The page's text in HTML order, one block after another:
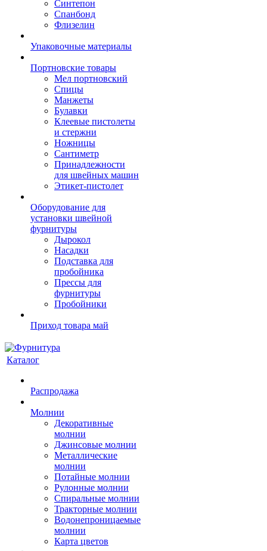
Синтепон
Спанбонд
Флизелин
Упаковочные материалы
Портновские товары
Мел портновский
Спицы
Манжеты
Булавки
Клеевые пистолеты
и стержни
Ножницы
Сантиметр
Принадлежности
для швейных машин
Этикет-пистолет
Оборудование для
установки швейной
фурнитуры
Дырокол
Насадки
Подставка для
пробойника
Прессы для
фурнитуры
Пробойники
Приход товара май
Каталог
Распродажа
Молнии
Декоративные
молнии
Джинсовые молнии
Металлические
молнии
Потайные молнии
Рулонные молнии
Спиральные молнии
Тракторные молнии
Водонепроницаемые
молнии
Карта цветов